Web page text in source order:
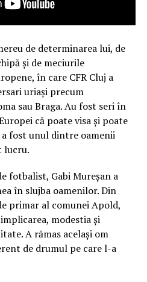
de determinarea lui, de
și de meciurile
în care CFR Cluj a
uriași precum
sau Braga. Au fost seri în
că poate visa și poate
fost unul dintre oamenii
lucru.
fotbalist, Gabi Mureșan a
în slujba oamenilor. Din
primar al comunei Apold,
modestia și
A rămas același om
de drumul pe care l-a